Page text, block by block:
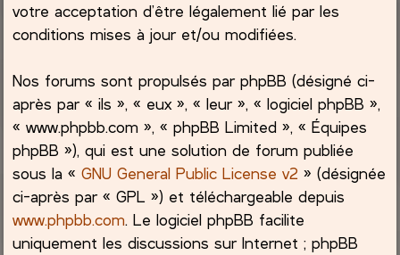
votre acceptation d’être légalement lié par les
conditions mises à jour et/ou modifiées.
Nos forums sont propulsés par phpBB (désigné ci-
après par « ils », « eux », « leur », « logiciel phpBB »,
« www.phpbb.com », « phpBB Limited », « Équipes
phpBB »), qui est une solution de forum publiée
sous la «GNU General Public License v2 » (désignée
ci-après par « GPL ») et téléchargeable depuis
www.phpbb.com. Le logiciel phpBB facilite
uniquement les discussions sur Internet ; phpBB